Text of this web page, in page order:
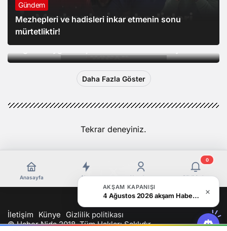
Gündem
Mezhepleri ve hadisleri inkar etmenin sonu
mürtetliktir!
Türk Dünyası
İşgalci Çin’in “etnik birlik” yasası 1 ay olmasına
Daha Fazla Göster
Tekrar deneyiniz.
AKŞAM KAPANIŞI
4 Ağustos 2026 akşam Haber Bülteni
Anasayfa Akış Hesabım Bildirimler
0
İletişim Künye
Gizlilik politikası
© Haber Nida 2018, Tüm Hakları Saklıdır